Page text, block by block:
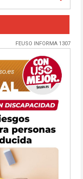
FEUSO INFORMA 1307